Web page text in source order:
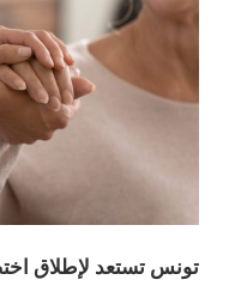
تونس تستعد لإطلاق